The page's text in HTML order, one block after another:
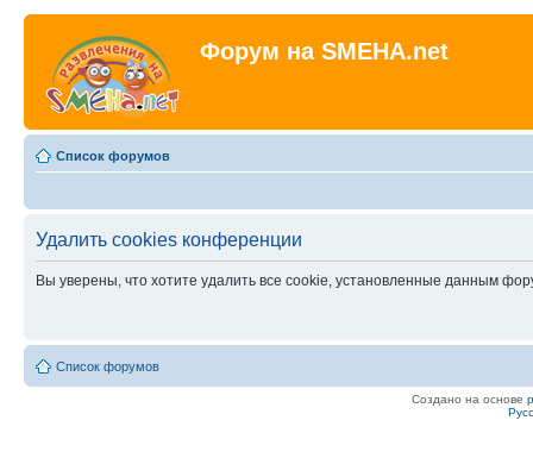
Форум на SMEHA.net
Список форумов
Удалить cookies конференции
Вы уверены, что хотите удалить все cookie, установленные данным
Список форумов
Создано на основе